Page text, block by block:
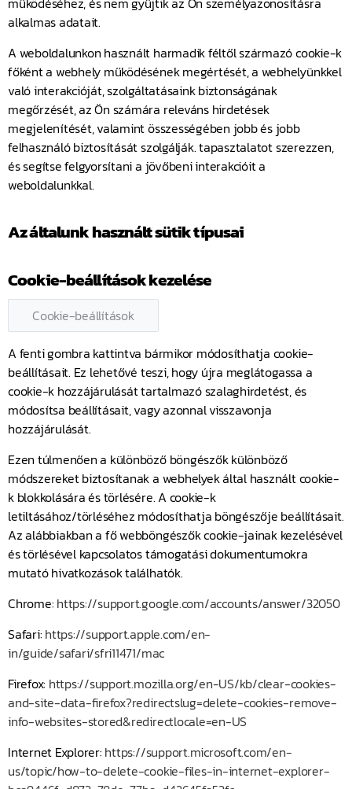
alkalmas adatait.
A weboldalunkon használt harmadik féltől származó cookie-k
főként a webhely működésének megértését, a webhelyünkkel
való interakcióját, szolgáltatásaink biztonságának
megőrzését, az Ön számára releváns hirdetések
megjelenítését, valamint összességében jobb és jobb
felhasználó biztosítását szolgálják. tapasztalatot szerezzen,
és segítse felgyorsítani a jövőbeni interakcióit a
weboldalunkkal.
Az általunk használt sütik típusai
Cookie-beállítások kezelése
Cookie-beállítások
A fenti gombra kattintva bármikor módosíthatja cookie-
beállításait. Ez lehetővé teszi, hogy újra meglátogassa a
cookie-k hozzájárulását tartalmazó szalaghirdetést, és
módosítsa beállításait, vagy azonnal visszavonja
hozzájárulását.
Ezen túlmenően a különböző böngészők különböző
módszereket biztosítanak a webhelyek által használt cookie-
k blokkolására és törlésére. A cookie-k
letiltásához/törléséhez módosíthatja böngészője beállításait.
Az alábbiakban a fő webböngészők cookie-jainak kezelésével
és törlésével kapcsolatos támogatási dokumentumokra
mutató hivatkozások találhatók.
Chrome: https://support.google.com/accounts/answer/32050
Safari: https://support.apple.com/en-
in/guide/safari/sfri11471/mac
Firefox: https://support.mozilla.org/en-US/kb/clear-cookies-
and-site-data-firefox?redirectslug=delete-cookies-remove-
info-websites-stored&redirectlocale=en-US
Internet Explorer: https://support.microsoft.com/en-
us/topic/how-to-delete-cookie-files-in-internet-explorer-